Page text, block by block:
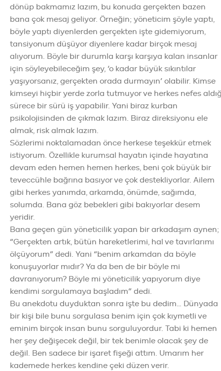
dönüp bakmamız lazım, bu konuda gerçekten bazen
bana çok mesaj geliyor. Örneğin; yöneticim şöyle yaptı,
böyle yaptı diyenlerden gerçekten işte gidemiyorum,
tansiyonum düşüyor diyenlere kadar birçok mesaj
alıyorum. Böyle bir durumla karşı karşıya kalan insanlar
için söyleyebileceğim şey, ‘o kadar büyük sıkıntılar
yaşıyorsanız, gerçekten orada durmayın’ olabilir. Kimse
kimseyi hiçbir yerde zorla tutmuyor ve herkes nefes
sürece bir sürü iş yapabilir. Yani biraz kurban
psikolojisinden de çıkmak lazım. Biraz direksiyonu ele
almak, risk almak lazım.
Sözlerimi noktalamadan önce herkese teşekkür etmek
istiyorum. Özellikle kurumsal hayatın içinde hayatına
devam eden hemen hemen herkes, beni çok büyük bir
teveccühle bağrına basıyor ve çok destekliyorlar. Ailem
gibi herkes yanımda, arkamda, önümde, sağımda,
solumda. Bana göz bebekleri gibi bakıyorlar desem
yeridir.
Bana geçen gün yöneticilik yapan bir arkadaşım aynen;
“Gerçekten artık, bütün hareketlerimi, hal ve tavırlarımı
ölçüyorum” dedi. Yani “benim arkamdan da böyle
konuşuyorlar mıdır? Ya da ben de bir böyle mi
davranıyorum? Böyle mi yöneticilik yapıyorum diye
kendimi sorgulamaya başladım” dedi.
Bu anekdotu duyduktan sonra işte bu dedim… Dünyada
bir kişi bile bunu sorgulasa benim için çok kıymetli ve
eminim birçok insan bunu sorguluyordur. Tabi ki hemen
her şey değişecek değil, bir tek benimle olacak şey de
değil. Ben sadece bir işaret fişeği attım. Umarım her
kademede herkes kendine çeki düzen verir.